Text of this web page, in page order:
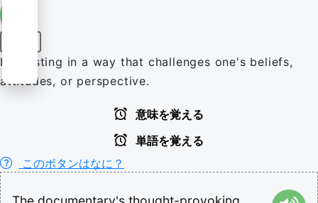
Interesting in a way that challenges one's beliefs,
attitudes, or perspective.
意味を覚える
単語を覚える
このボタンはなに？